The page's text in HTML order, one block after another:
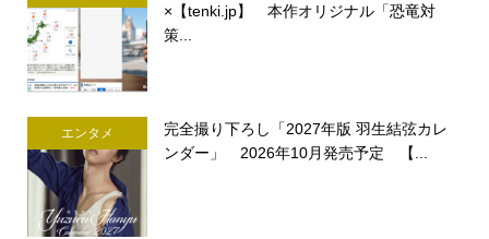
×【tenki.jp】 本作オリジナル「恐竜対
策...
エンタメ
完全撮り下ろし「2027年版 羽生結弦カレ
ンダー」 2026年10月発売予定 【...